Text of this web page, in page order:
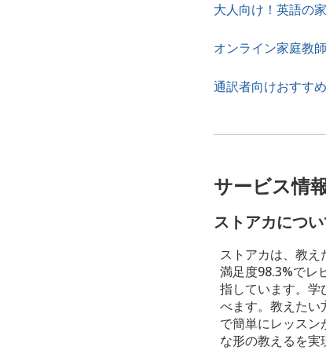
大人向け！英語の
オンライン家庭教
通訳者向けおすす
サービス情
ストアカにつ
ストアカは、教
満足度98.3%でレ
指しています。学
べます。教えたい
で簡単にレッス
な形の教えるを実